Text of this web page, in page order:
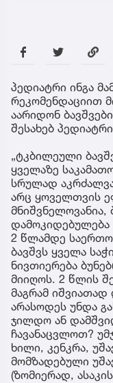
პედიატრი ინგა
რეკომენდაციით
აარიდონ
შესახებ
„ტკბილეული
ყველაზე
სრულად
არც ყოველთვის
მნიშვნელოვანია,
დამოკიდებულება
2 წლამდე
ბავშვს ყველა
ნივთიერება
მიიღოს. 2 წლის
მაგრამ
არასოდეს უნდა
ჯილდო ან
ჩავანაცვლოთ?
ხილი, კენკრა,
მომზადებული
(ზომიერად,